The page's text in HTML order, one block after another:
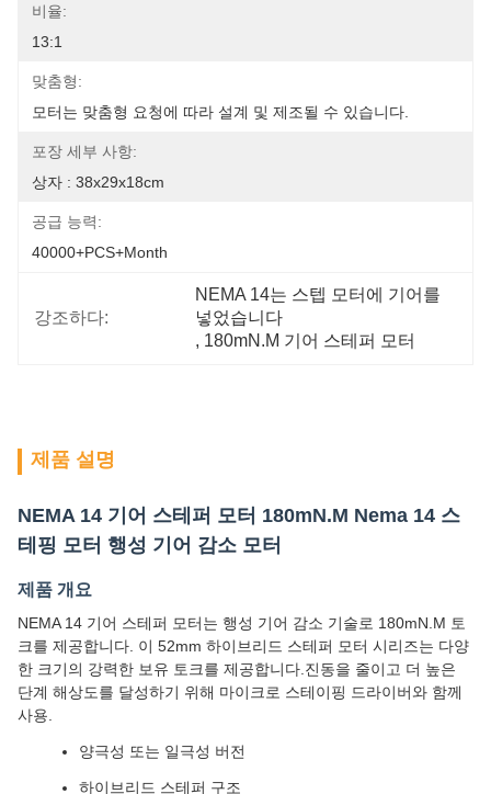
비율:
13:1
맞춤형:
모터는 맞춤형 요청에 따라 설계 및 제조될 수 있습니다.
포장 세부 사항:
상자 : 38x29x18cm
공급 능력:
40000+PCS+Month
강조하다:
NEMA 14는 스텝 모터에 기어를
넣었습니다
, 180mN.M 기어 스테퍼 모터
제품 설명
NEMA 14 기어 스테퍼 모터 180mN.M Nema 14 스
테핑 모터 행성 기어 감소 모터
제품 개요
NEMA 14 기어 스테퍼 모터는 행성 기어 감소 기술로 180mN.M 토
크를 제공합니다. 이 52mm 하이브리드 스테퍼 모터 시리즈는 다양
한 크기의 강력한 보유 토크를 제공합니다.진동을 줄이고 더 높은
단계 해상도를 달성하기 위해 마이크로 스테이핑 드라이버와 함께
사용.
양극성 또는 일극성 버전
하이브리드 스테퍼 구조